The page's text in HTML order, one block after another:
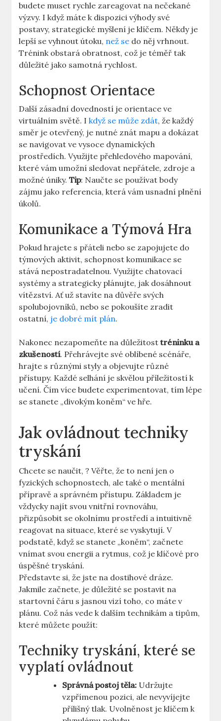
budete muset rychle zareagovat na nečekané
výzvy. I když máte k dispozici výhody své
postavy, strategické myšlení je klíčem. Někdy je
lepší se vyhnout útoku, než se do něj vrhnout.
Trénink obstará obratnost, což je téměř tak
důležité jako samotná rychlost.
Schopnost Orientace
Další zásadní dovedností je orientace ve
virtuálním světě. Ikdyž se může zdát, že každý
směr je otevřený, je nutné znát mapu a dokázat
se navigovat ve vysoce dynamických
prostředích. Využijte přehledového mapování,
které vám umožní sledovat nepřátele, zdroje a
možné úniky.Tip: Naučte se používat body
zájmu jako referencia, která vám usnadní plnění
úkolů.
Komunikace a Týmová Hra
Pokud hrajete s přáteli nebo se zapojujete do
týmových aktivit, schopnost komunikace se
stává nepostradatelnou. Využijte chatovací
systémy a strategicky plánujte, jak dosáhnout
vítězství. Ať už stavíte na důvěře svých
spolubojovníků, nebo se pokoušíte zradit
ostatní, je dobré mít plán.
Nakonec nezapomeňte na důležitosttréninku a
zkušeností. Přehrávejte své oblíbené scénáře,
hrajte s různými styly a objevujte různé
přístupy. Každé selhání je skvělou příležitostí k
učení. Čím více budete experimentovat, tím lépe
se stanete „divokým koněm“ ve hře.
Jak ovládnout techniky
tryskání
Chcete se naučit, ? Věřte, že to není jen o
fyzických schopnostech, ale také o mentální
přípravě a správném přístupu. Základem je
vždycky najít svou vnitřní rovnováhu,
přizpůsobit se okolnímu prostředí a intuitivně
reagovat na situace, které se vyskytují. V
podstatě, když se stanete „koněm“, začnete
vnímat svou energii a rytmus, což je klíčové pro
úspěšné tryskání.
Představte si, že jste na dostihové dráze.
Jakmile začnete, je důležité se postavit na
startovní čáru s jasnou vizí toho, co máte v
plánu. Což nás vede k dalším technikám a tipům,
které můžete použít:
Techniky tryskání, které se
vyplatí ovládnout
Správná postoj těla: Udržujte
vzpřímenou pozici, ale nevyvíjejte
přílišný tlak. Uvolněnost je klíčem k